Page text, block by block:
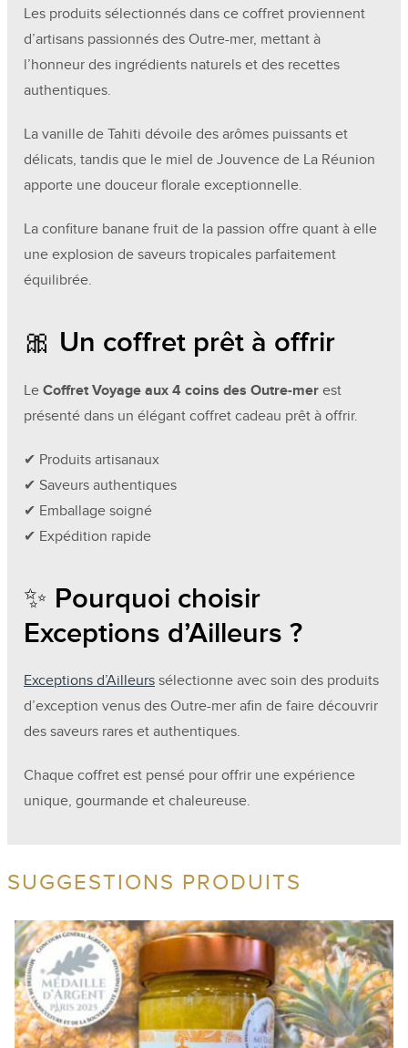
Les produits sélectionnés dans ce coffret proviennent
d’artisans passionnés des Outre-mer, mettant à
l’honneur des ingrédients naturels et des recettes
authentiques.
La vanille de Tahiti dévoile des arômes puissants et
délicats, tandis que le miel de Jouvence de La Réunion
apporte une douceur florale exceptionnelle.
La confiture banane fruit de la passion offre quant à elle
une explosion de saveurs tropicales parfaitement
équilibrée.
🎀 Un coffret prêt à offrir
Le Coffret Voyage aux 4 coins des Outre-mer est
présenté dans un élégant coffret cadeau prêt à offrir.
✔ Produits artisanaux
✔ Saveurs authentiques
✔ Emballage soigné
✔ Expédition rapide
✨ Pourquoi choisir
Exceptions d’Ailleurs ?
Exceptions d’Ailleurs sélectionne avec soin des produits
d’exception venus des Outre-mer afin de faire découvrir
des saveurs rares et authentiques.
Chaque coffret est pensé pour offrir une expérience
unique, gourmande et chaleureuse.
SUGGESTIONS PRODUITS